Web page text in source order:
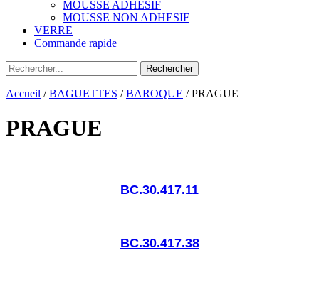
MOUSSE ADHESIF
MOUSSE NON ADHESIF
VERRE
Commande rapide
Accueil /BAGUETTES /BAROQUE / PRAGUE
PRAGUE
BC.30.417.11
BC.30.417.38